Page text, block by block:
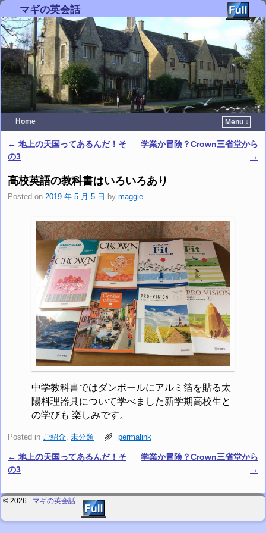
マギの英会話
Home
Menu ↓
Post navigation
← 地上の天国ってあるんだ！そ
の3
学業か冒険？Crown三省堂から
→
高校英語の教科書はいろいろあり
Posted on 2019 年 5 月 5 日 by maggie
中学教科書ではダンボールにアルミ箔を貼る太
陽料理器具について学べました新学期高校生と
の学びも 楽しみです。
Posted in ご紹介 未分類 permalink
Post navigation
← 地上の天国ってあるんだ！そ
の3
学業か冒険？Crown三省堂から
→
© 2026 - マギの英会話